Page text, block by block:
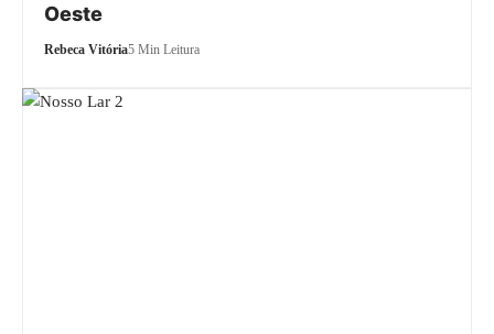
Oeste
Rebeca Vitória5 Min Leitura